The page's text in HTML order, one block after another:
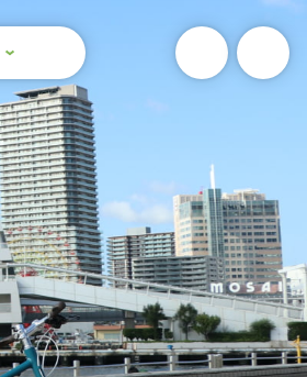
検索フォームを開閉する YouTube